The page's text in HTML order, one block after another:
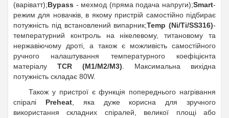
(варіватт);Bypass - мехмод (пряма подача напруги);Smart-
режим для новачків, в якому пристрій самостійно підбирає
потужність під встановлений випарник;Temp (Ni/Ti/SS316)-
температурний контроль на нікелевому, титановому та
нержавіючому дроті, а також є можливість самостійного
ручного налаштування температурного коефіцієнта
матеріалу TCR (M1/M2/M3). Максимальна вихідна
потужність складає 80W.
Також у пристрої є функція попереднього нагрівання
спіралі Preheat, яка дуже корисна для зручного
використання складних спіралей, великої площі або